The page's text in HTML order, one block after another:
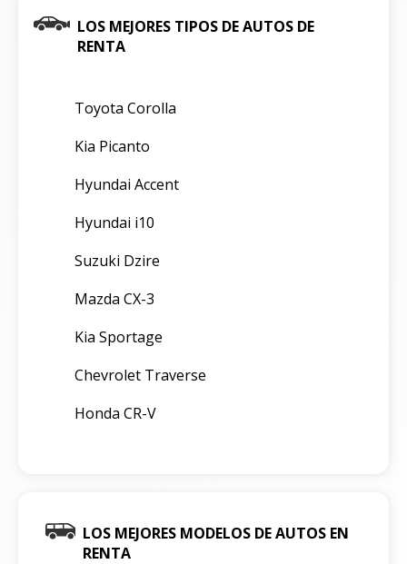
LOS MEJORES TIPOS DE AUTOS DE
RENTA
Toyota Corolla
Kia Picanto
Hyundai Accent
Hyundai i10
Suzuki Dzire
Mazda CX-3
Kia Sportage
Chevrolet Traverse
Honda CR-V
LOS MEJORES MODELOS DE AUTOS EN
RENTA